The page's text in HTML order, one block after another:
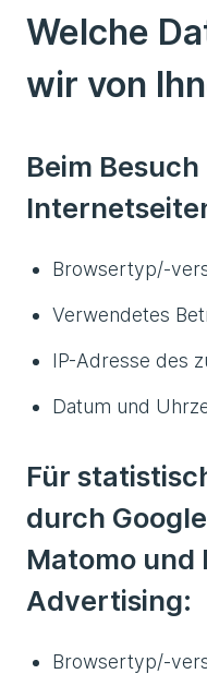
Welche
wir von
Beim
Browsertyp/-
Verwendetes
IP-Adresse des
Datum und
Für
durch
Matomo und
Advertising:
Browsertyp/-